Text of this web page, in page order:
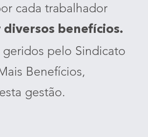
cada trabalhador
benefícios.
pelo Sindicato
Benefícios,
gestão.